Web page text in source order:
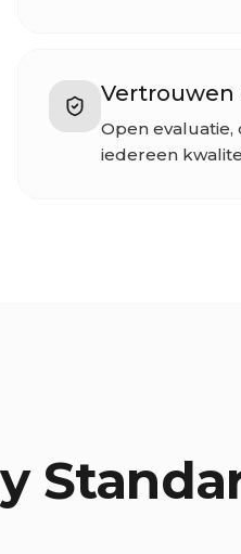
Vertrouwen
Open
iedereen